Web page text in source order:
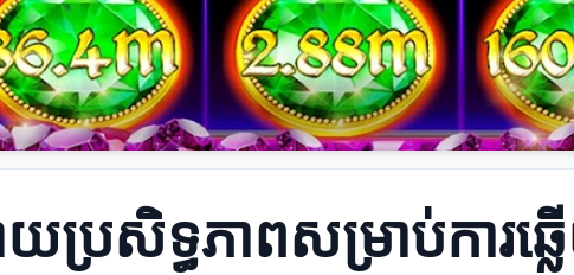
ប្រសិទ្ធភាពសម្រាប់ការ